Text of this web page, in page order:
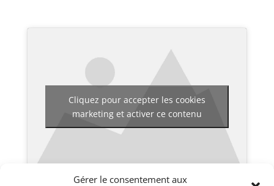
Gérer le consentement aux
Cliquez pour accepter les cookies
marketing et activer ce contenu